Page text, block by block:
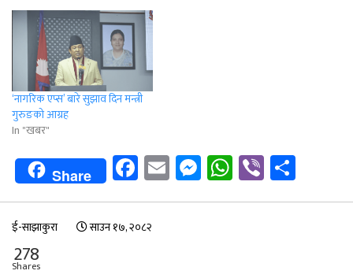
‘नागरिक एप्स’ बारे सुझाव दिन मन्त्री
गुरुङको आग्रह
In "खबर"
Share Facebook
EmailMessenger
WhatsApp
Viber
ई-साझाकुरा साउन १७, २०८२
278
Shares